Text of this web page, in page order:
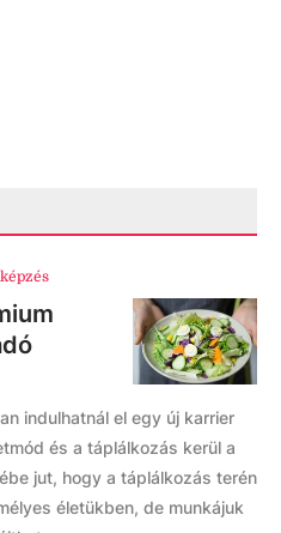
indulhatnál el egy új karrier
és a táplálkozás kerül a
jut, hogy a táplálkozás terén
életükben, de munkájuk